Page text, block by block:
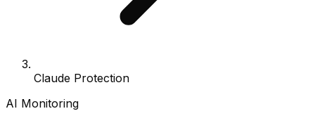
Claude Protection
AI Monitoring